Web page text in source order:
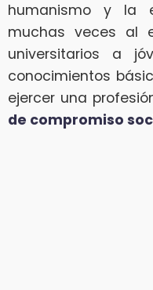
humanismo y la
muchas veces al
universitarios a
conocimientos
ejercer una
de compromiso